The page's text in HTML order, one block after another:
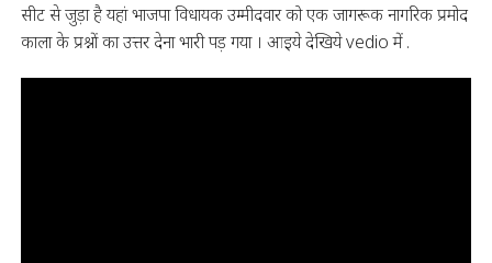
सीट से जुड़ा है यहां भाजपा विधायक उम्मीदवार को एक जागरूक नागरिक प्रमोद
काला के प्रश्नों का उत्तर देना भारी पड़ गया । आइये देखिये vedio में .